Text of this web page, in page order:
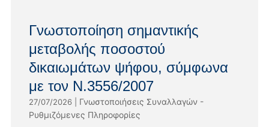
Γνωστοποίηση σημαντικής
μεταβολής ποσοστού
δικαιωμάτων ψήφου, σύμφωνα
με τον Ν.3556/2007
27/07/2026| Γνωστοποιήσεις Συναλλαγών -
Ρυθμιζόμενες Πληροφορίες